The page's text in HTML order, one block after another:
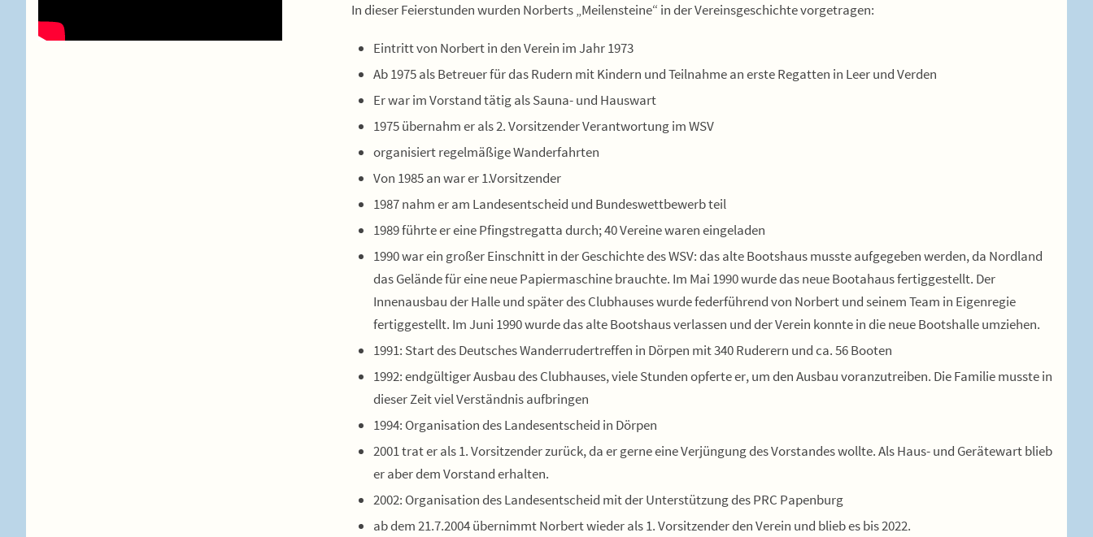
In dieser Feierstunden wurden Norberts „Meilensteine“ in der Vereinsgeschichte vorgetragen:
Eintritt von Norbert in den Verein im Jahr 1973
Ab 1975 als Betreuer für das Rudern mit Kindern und Teilnahme an erste Regatten in Leer und Verden
Er war im Vorstand tätig als Sauna- und Hauswart
1975 übernahm er als 2. Vorsitzender Verantwortung im WSV
organisiert regelmäßige Wanderfahrten
Von 1985 an war er 1.Vorsitzender
1987 nahm er am Landesentscheid und Bundeswettbewerb teil
1989 führte er eine Pfingstregatta durch; 40 Vereine waren eingeladen
1990 war ein großer Einschnitt in der Geschichte des WSV: das alte Bootshaus musste aufgegeben werden, da Nordland
das Gelände für eine neue Papiermaschine brauchte. Im Mai 1990 wurde das neue Bootahaus fertiggestellt. Der
Innenausbau der Halle und später des Clubhauses wurde federführend von Norbert und seinem Team in Eigenregie
fertiggestellt. Im Juni 1990 wurde das alte Bootshaus verlassen und der Verein konnte in die neue Bootshalle umziehen.
1991: Start des Deutsches Wanderrudertreffen in Dörpen mit 340 Ruderern und ca. 56 Booten
1992: endgültiger Ausbau des Clubhauses, viele Stunden opferte er, um den Ausbau voranzutreiben. Die Familie musste in
dieser Zeit viel Verständnis aufbringen
1994: Organisation des Landesentscheid in Dörpen
2001 trat er als 1. Vorsitzender zurück, da er gerne eine Verjüngung des Vorstandes wollte. Als Haus- und Gerätewart blieb
er aber dem Vorstand erhalten.
2002: Organisation des Landesentscheid mit der Unterstützung des PRC Papenburg
ab dem 21.7.2004 übernimmt Norbert wieder als 1. Vorsitzender den Verein und blieb es bis 2022.